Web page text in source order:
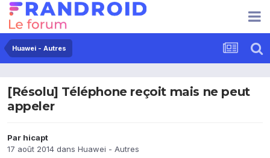
Huawei - Autres
[Résolu] Téléphone reçoit mais ne peut
appeler
Par hicapt
17 août 2014 dans Huawei - Autres